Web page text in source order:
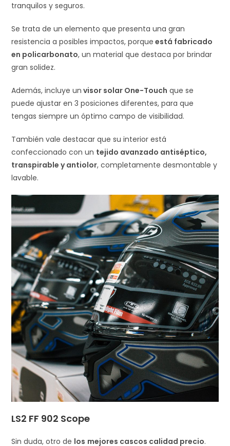
tranquilos y seguros.
Se trata de un elemento que presenta una gran
resistencia a posibles impactos, porque está fabricado
en policarbonato, un material que destaca por brindar
gran solidez.
Además, incluye un visor solar One-Touch que se
puede ajustar en 3 posiciones diferentes, para que
tengas siempre un óptimo campo de visibilidad.
También vale destacar que su interior está
confeccionado con un tejido avanzado antiséptico,
transpirable y antiolor, completamente desmontable y
lavable.
LS2 FF 902 Scope
Sin duda, otro de los mejores cascos calidad precio.